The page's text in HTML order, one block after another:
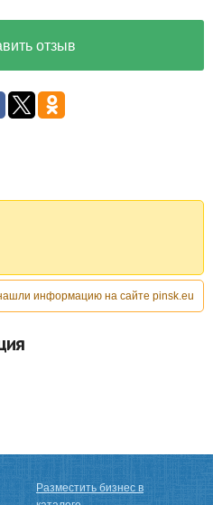
отзыв
информацию на сайте pinsk.eu
Разместить бизнес в